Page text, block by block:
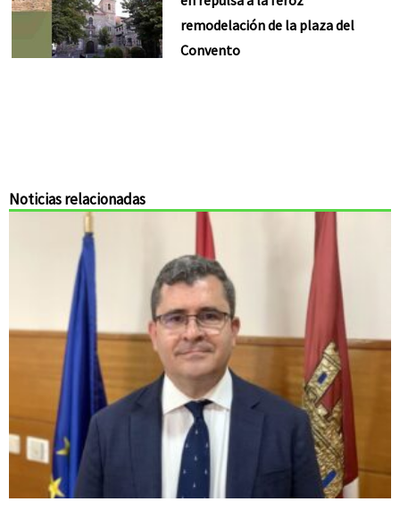
remodelación de la plaza del
Convento
Noticias relacionadas